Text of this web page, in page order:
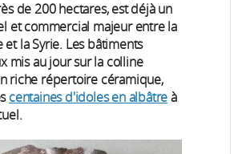
de 200 hectares, est déjà un
et commercial majeur entre la
la Syrie. Les bâtiments
mis au jour sur la colline
riche répertoire céramique,
centaines d'idoles en albâtreà